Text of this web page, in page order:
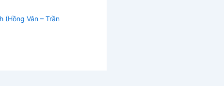
(Hồng Vân – Trần